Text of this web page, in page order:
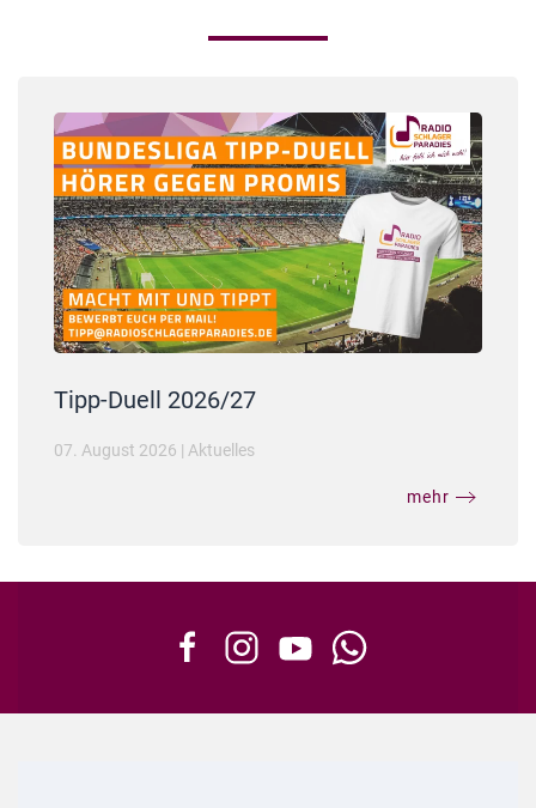
Tipp-Duell 2026/27
07. August 2026 | Aktuelles
mehr